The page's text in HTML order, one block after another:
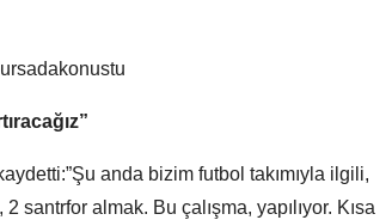
anda bizim futbol takımıyla ilgili,
santrfor almak. Bu çalışma, yapılıyor. Kısa